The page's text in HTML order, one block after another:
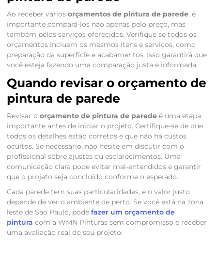
Ao receber vários orçamentos de pintura de parede, é
importante compará-los não apenas pelo preço, mas
também pelos serviços oferecidos. Verifique se todos os
orçamentos incluem os mesmos itens e serviços, como
preparação da superfície e acabamentos. Isso garantirá que
você esteja fazendo uma comparação justa e informada.
Quando revisar o orçamento de
pintura de parede
Revisar o orçamento de pintura de paredeé uma etapa
importante antes de iniciar o projeto. Certifique-se de que
todos os detalhes estão corretos e que não há custos
ocultos. Se necessário, não hesite em discutir com o
profissional sobre ajustes ou esclarecimentos. Uma
comunicação clara pode evitar mal-entendidos e garantir
que o projeto seja concluído conforme o esperado.
Cada parede tem suas particularidades, e o valor justo
depende de ver o ambiente de perto. Se você está na zona
leste de São Paulo, pode fazer um orçamento de
pintura com a WMN Pinturas sem compromisso e receber
uma avaliação real do seu projeto.